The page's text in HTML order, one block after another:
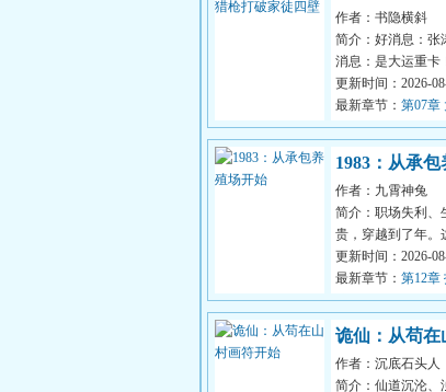
家徒四壁
作者：书隐横斜
简介：好消息：张
消息：是大运重卡
死，只是重生回到
乏，家徒...
更新时间：2026-
最新章节： 第07章
1983：从承
作者：九霄神兔
简介：职场失利、
贵，穿越到了年。
全面铺开，政策松
以放手发...
更新时间：2026-
最新章节： 第12章
绞盘
诡仙：从苟在
始
作者：沉底石头人
简介：仙道沉沦、